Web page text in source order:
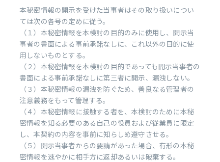
本秘密情報の開示を受けた当事者はその取り扱いについ
ては次の各号の定めに従う。
（１）本秘密情報を本検討の目的のみに使用し、開示当
事者の書面による事前承諾なしに、これ以外の目的に使
用しないものとする。
（２）本秘密情報を本検討の目的であっても開示当事者の
書面による事前承諾なしに第三者に開示、漏洩しない。
（３）本秘密情報の漏洩を防ぐため、善良なる管理者の
注意義務をもって管理する。
（４）本秘密情報に接触する者を、本検討のために本秘
密情報を知る必要のある自己の役員および従業員に限定
し、本契約の内容を事前に知らしめ遵守させる。
（５）開示当事者からの要請があった場合、有形の本秘
密情報を速やかに相手方に返却あるいは破棄する。